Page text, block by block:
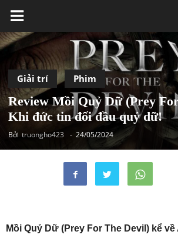
Giải trí Phim
Review Mồi Quỷ Dữ (Prey
Khi đức tin đối đầu quỷ dữ!
Bởi truongho423 - 24/05/2024
Mồi Quỷ Dữ (Prey For The Devil) kể